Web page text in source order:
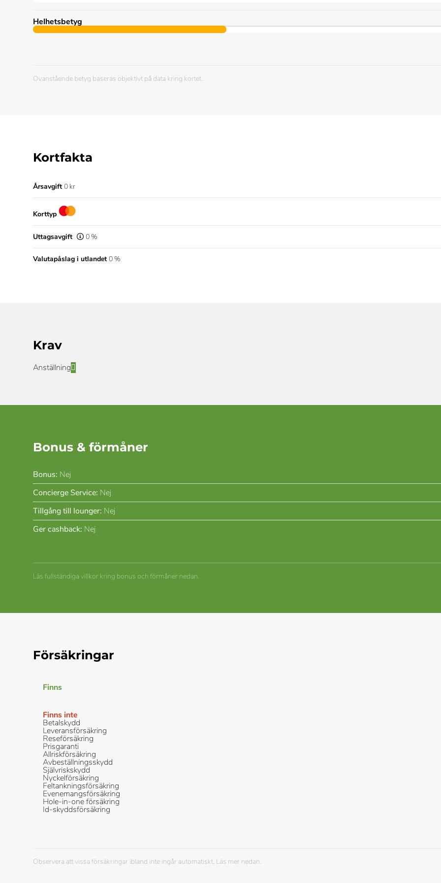
Helhetsbetyg
Ovanstående betyg baseras objektivt på data kring kortet.
Kortfakta
Årsavgift0 kr
Korttyp
Uttagsavgift 0 %
Valutapåslag i utlandet0 %
Krav
Anställning
Bonus & förmåner
Bonus: Nej
Concierge Service: Nej
Tillgång till lounger: Nej
Ger cashback: Nej
Läs fullständiga villkor kring bonus och förmåner nedan.
Försäkringar
Finns
Finns inte
Betalskydd
Leveransförsäkring
Reseförsäkring
Prisgaranti
Allriskförsäkring
Avbeställningsskydd
Självriskskydd
Nyckelförsäkring
Feltankningsförsäkring
Evenemangsförsäkring
Hole-in-one försäkring
Id-skyddsförsäkring
Observera att vissa försäkringar ibland inte ingår automatiskt. Läs mer nedan.